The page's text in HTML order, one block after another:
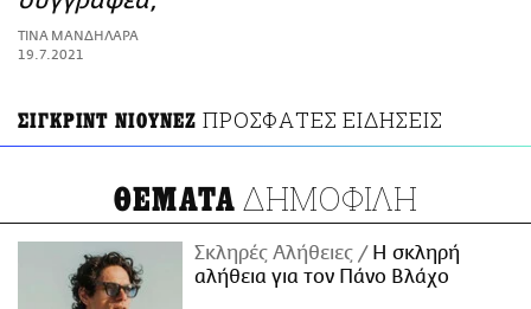
ΑΜΠΑ
PRINT
ΤΙΝΑ ΜΑΝΔΗΛΑΡΑ
19.7.2021
ΣΙΓΚΡΙΝΤ ΝΙΟΥΝΕΖ ΠΡΟΣΦΑΤΕΣ ΕΙΔΗΣΕΙΣ
ΘΕΜΑΤΑ ΔΗΜΟΦΙΛΗ
Σκληρές Αλήθειες
H σκληρή
αλήθεια για τον Πάνο Βλάχο